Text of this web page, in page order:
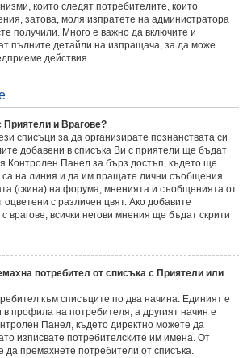
които следят потребителите, които
затова, моля изпратете на администратора
получили. Много е важно да включите и
пълните детайли на изпращача, за да може
действия.
Приятели и Врагове?
списъци за да организирате познанствата си
добавени в списъка Ви с приятели ще бъдат
Контролен Панел за бърз достъп, където ще
на линия и да им пращате лични съобщения.
(скина) на форума, мненията и съобщенията от
с различен цвят. Ако добавите
врагове, всички негови мнения ще бъдат скрити
потребител от списъка с Приятели или
към списъците по два начина. Единият е
в профила на потребителя, а другият начин е
Панел, където директно можете да
изписвате потребителските им имена. От
премахнете потребители от списъка.